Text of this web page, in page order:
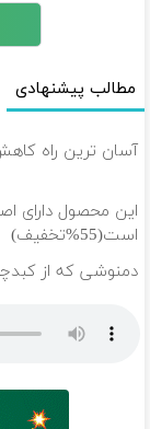
مطالب پیشنهادی
آسان ترین راه
این محصول دارای
است(55%تخفیف)
دمنوشی که از کبدچرب